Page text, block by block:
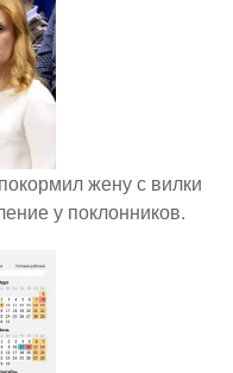
жену с вилки
у поклонников.